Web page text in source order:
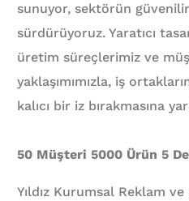
sunuyor, sektörün
sürdürüyoruz. Yaratıcı
üretim süreçlerimiz ve
yaklaşımımızla, iş
kalıcı bir iz bırakmasına
50 Müşteri 5000 Ürün 5
Yıldız Kurumsal Reklam